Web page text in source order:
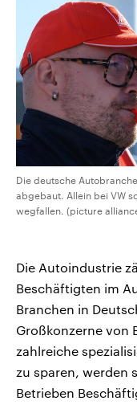
Audio-Archiv
Die deutsche
abgebaut. Allein bei VW
wegfallen. (picture
Die Autoindustrie
Beschäftigten im
Branchen in
Großkonzerne von
zahlreiche
zu sparen, werden
Betrieben